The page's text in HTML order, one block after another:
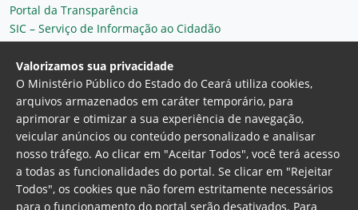
Portal da Transparência
SIC – Serviço de Informação ao Cidadão
Plantão MP do Ceará
Secretaria Geral
Valorizamos sua privacidade
O Ministério Público do Estado do Ceará utiliza cookies,
arquivos armazenados em caráter temporário, para
aprimorar e otimizar a sua experiência de navegação,
veicular anúncios ou conteúdo personalizado e analisar
nosso tráfego. Ao clicar em "Aceitar Todos", você terá acesso
a todas as funcionalidades do portal. Se clicar em "Rejeitar
Todos", os cookies que não forem estritamente necessários
para o funcionamento do portal serão desativados. Para